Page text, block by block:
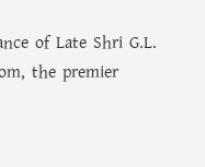
of Late Shri G.L.
the premier